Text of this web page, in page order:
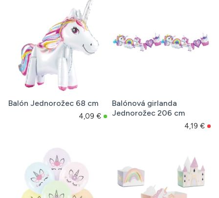
Balón Jednorožec 68 cm
4,09 €
Balónová girlanda
Jednorožec 206 cm
4,19 €